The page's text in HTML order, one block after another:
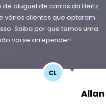
aluguel de carros da Hertz
vários clientes que optaram
Saiba por que temos uma
vai se arrepender!
CL
Allan